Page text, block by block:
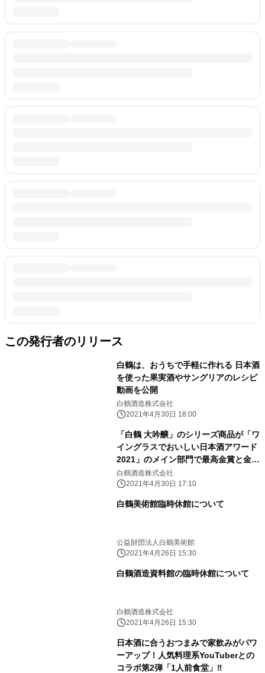
この発行者のリリース
白鶴は、おうちで手軽に作れる 日本酒
を使った果実酒やサングリアのレシピ
動画を公開
白鶴酒造株式会社
2021年4月30日 18:00
「白鶴 大吟醸」のシリーズ商品が「ワ
イングラスでおいしい日本酒アワード
2021」のメイン部門で最高金賞と金賞
を受賞
白鶴酒造株式会社
2021年4月30日 17:10
白鶴美術館臨時休館について
公益財団法人白鶴美術館
2021年4月26日 15:30
白鶴酒造資料館の臨時休館について
白鶴酒造株式会社
2021年4月26日 15:30
日本酒に合うおつまみで家飲みがパワ
ーアップ！人気料理系YouTuberとの
コラボ第2弾「1人前食堂」‼